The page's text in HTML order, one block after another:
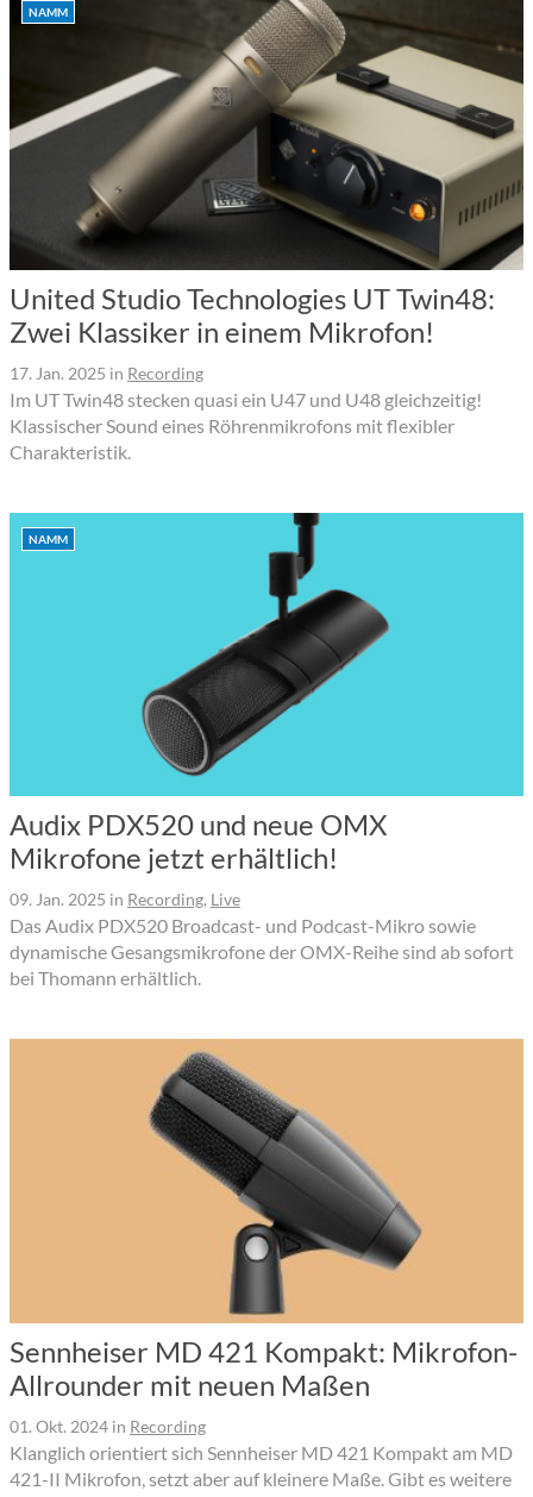
NAMM
United Studio Technologies UT Twin48:
Zwei Klassiker in einem Mikrofon!
17. Jan. 2025 in Recording
Im UT Twin48 stecken quasi ein U47 und U48 gleichzeitig!
Klassischer Sound eines Röhrenmikrofons mit flexibler
Charakteristik.
NAMM
Audix PDX520 und neue OMX
Mikrofone jetzt erhältlich!
09. Jan. 2025 in Recording, Live
Das Audix PDX520 Broadcast- und Podcast-Mikro sowie
dynamische Gesangsmikrofone der OMX-Reihe sind ab sofort
bei Thomann erhältlich.
Sennheiser MD 421 Kompakt: Mikrofon-
Allrounder mit neuen Maßen
01. Okt. 2024 in Recording
Klanglich orientiert sich Sennheiser MD 421 Kompakt am MD
421-II Mikrofon, setzt aber auf kleinere Maße. Gibt es weitere